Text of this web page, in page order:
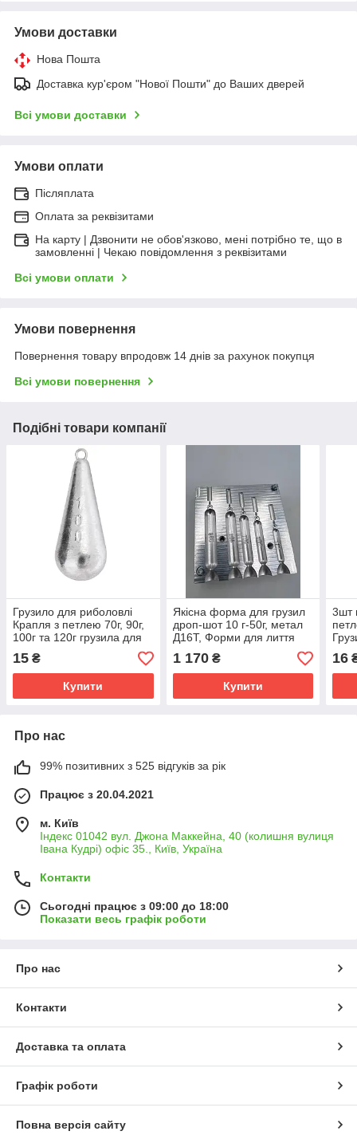
Умови доставки
Нова Пошта
Доставка кур'єром "Нової Пошти" до Ваших дверей
Всі умови доставки
Умови оплати
Післяплата
Оплата за реквізитами
На карту | Дзвонити не обов'язково, мені потрібно те, що в
замовленні | Чекаю повідомлення з реквізитами
Всі умови оплати
Умови повернення
Повернення товару впродовж 14 днів за рахунок покупця
Всі умови повернення
Подібні товари компанії
Грузило для риболовлі
Крапля з петлею 70г, 90г,
100г та 120г грузила для
риболовлі від GruzA
15 ₴
Купити
Якісна форма для грузил
дроп-шот 10 г-50г, метал
Д16Т, Форми для лиття
Drop-shot
1 170₴
Купити
3шт
16
Про нас
99% позитивних з 525 відгуків за рік
Працює з 20.04.2021
м. Київ
Індекс 01042 вул. Джона Маккейна, 40 (колишня вулиця
Івана Кудрі) офіс 35., Київ, Україна
Контакти
Сьогодні працює з 09:00 до 18:00
Показати весь графік роботи
Про нас
Контакти
Доставка та оплата
Графік роботи
Повна версія сайту